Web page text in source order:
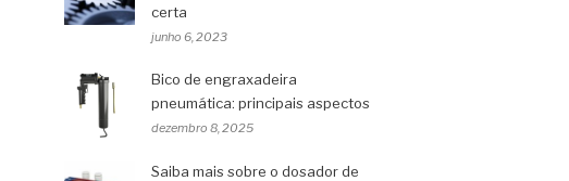
certa
junho 6, 2023
Bico de engraxadeira
pneumática: principais aspectos
dezembro 8, 2025
Saiba mais sobre o dosador de